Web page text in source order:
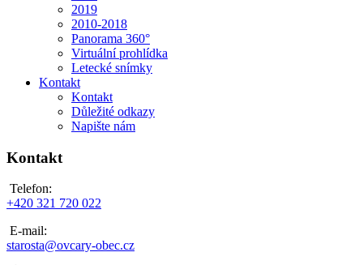
2019
2010-2018
Panorama 360°
Virtuální prohlídka
Letecké snímky
Kontakt
Kontakt
Důležité odkazy
Napište nám
Kontakt
Telefon:
+420 321 720 022
E-mail:
starosta@ovcary-obec.cz